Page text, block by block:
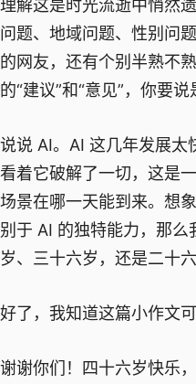
理解这是时光流逝中悄然
问题、地域问题、性别问
的网友，还有个别半熟不
的“建议”和“意见”，你要
说说 AI。AI 这几年发展太
看着它破解了一切，这是
场景在哪一天能到来。想
别于 AI 的独特能力，那
岁、三十六岁，还是二十六
好了，我知道这篇小作文
谢谢你们！四十六岁快乐